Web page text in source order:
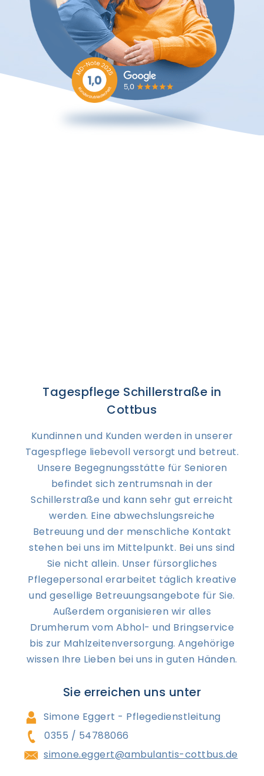
Tagespflege Schillerstraße in
Cottbus
Kundinnen und Kunden werden in unserer
Tagespflege liebevoll versorgt und betreut.
Unsere Begegnungsstätte für Senioren
befindet sich zentrumsnah in der
Schillerstraße und kann sehr gut erreicht
werden. Eine abwechslungsreiche
Betreuung und der menschliche Kontakt
stehen bei uns im Mittelpunkt. Bei uns sind
Sie nicht allein. Unser fürsorgliches
Pflegepersonal erarbeitet täglich kreative
und gesellige Betreuungsangebote für Sie.
Außerdem organisieren wir alles
Drumherum vom Abhol- und Bringservice
bis zur Mahlzeitenversorgung. Angehörige
wissen Ihre Lieben bei uns in guten Händen.
Sie erreichen uns unter
Simone Eggert - Pflegedienstleitung
0355 / 54788066
simone.eggert@ambulantis-cottbus.de